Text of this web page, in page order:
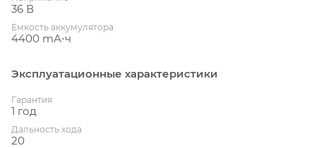
36 В
Емкость аккумулятора
4400 mА⋅ч
Эксплуатационные характеристики
Гарантия
1 год
Дальность хода
20